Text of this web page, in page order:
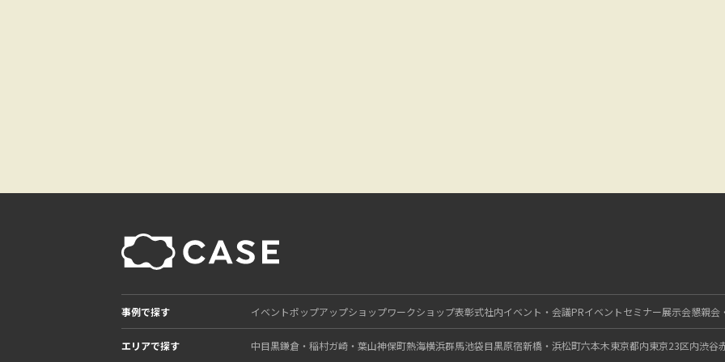
事例で探す イベントポップアップショップワークショップ表彰式社内イベント・会議PRイベントセミナー展示会懇親会
エリアで探す 中目黒鎌倉・稲村ガ崎・葉山神保町熱海横浜群馬池袋目黒原宿新橋・浜松町六本木東京都内東京23区内渋谷